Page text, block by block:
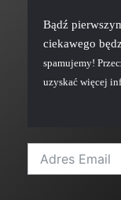
Bądź
ciekawego
spamujemy!
uzyskać więcej